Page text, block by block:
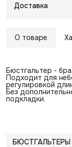
Доставка
О товаре
Бюстгальтер -
Подходит для
регулировкой
Без
подкладки.
БЮСТГАЛЬТЕРЫ